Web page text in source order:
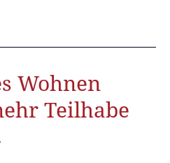
Wohnen
Teilhabe